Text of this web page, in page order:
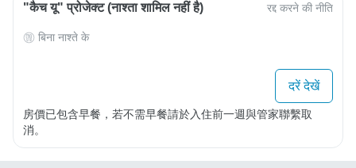
"कैच यू" प्रोजेक्ट (नाश्ता शामिल नहीं है) रद्द करने की नीति
बिना नाश्ते के
दरें देखें
房價已包含早餐，若不需早餐請於入住前一週與管家聯繫取
消。